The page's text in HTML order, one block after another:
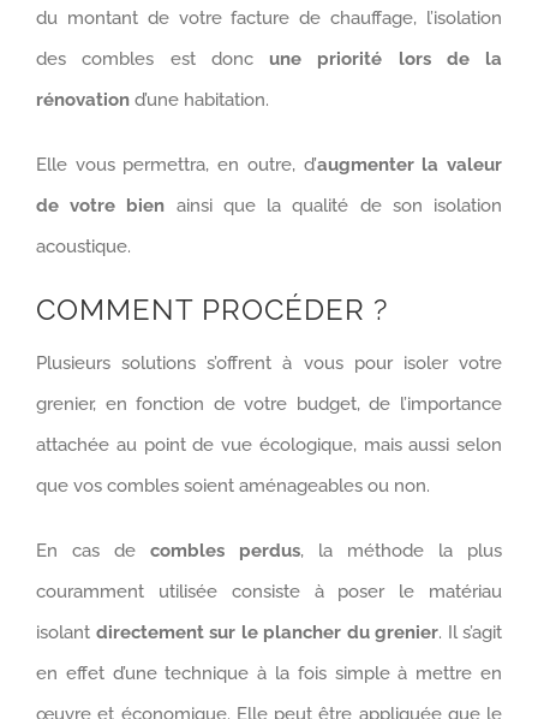
du montant de votre facture de chauffage, l’isolation
des combles est doncune priorité lors de la
rénovation d’une habitation.
Elle vous permettra, en outre, d’augmenter la valeur
de votre bien ainsi que la qualité de son isolation
acoustique.
COMMENT PROCÉDER ?
Plusieurs solutions s’offrent à vous pour isoler votre
grenier, en fonction de votre budget, de l’importance
attachée au point de vue écologique, mais aussi selon
que vos combles soient aménageables ou non.
En cas de combles perdus, la méthode la plus
couramment utilisée consiste à poser le matériau
isolant directement sur le plancher du grenier. Il s’agit
en effet d’une technique à la fois simple à mettre en
œuvre et économique. Elle peut être appliquée que le